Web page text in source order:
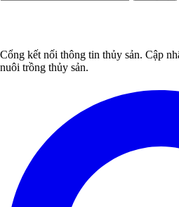
Cổng kết nối thông tin thủy sản. Cập
nuôi trồng thủy sản.